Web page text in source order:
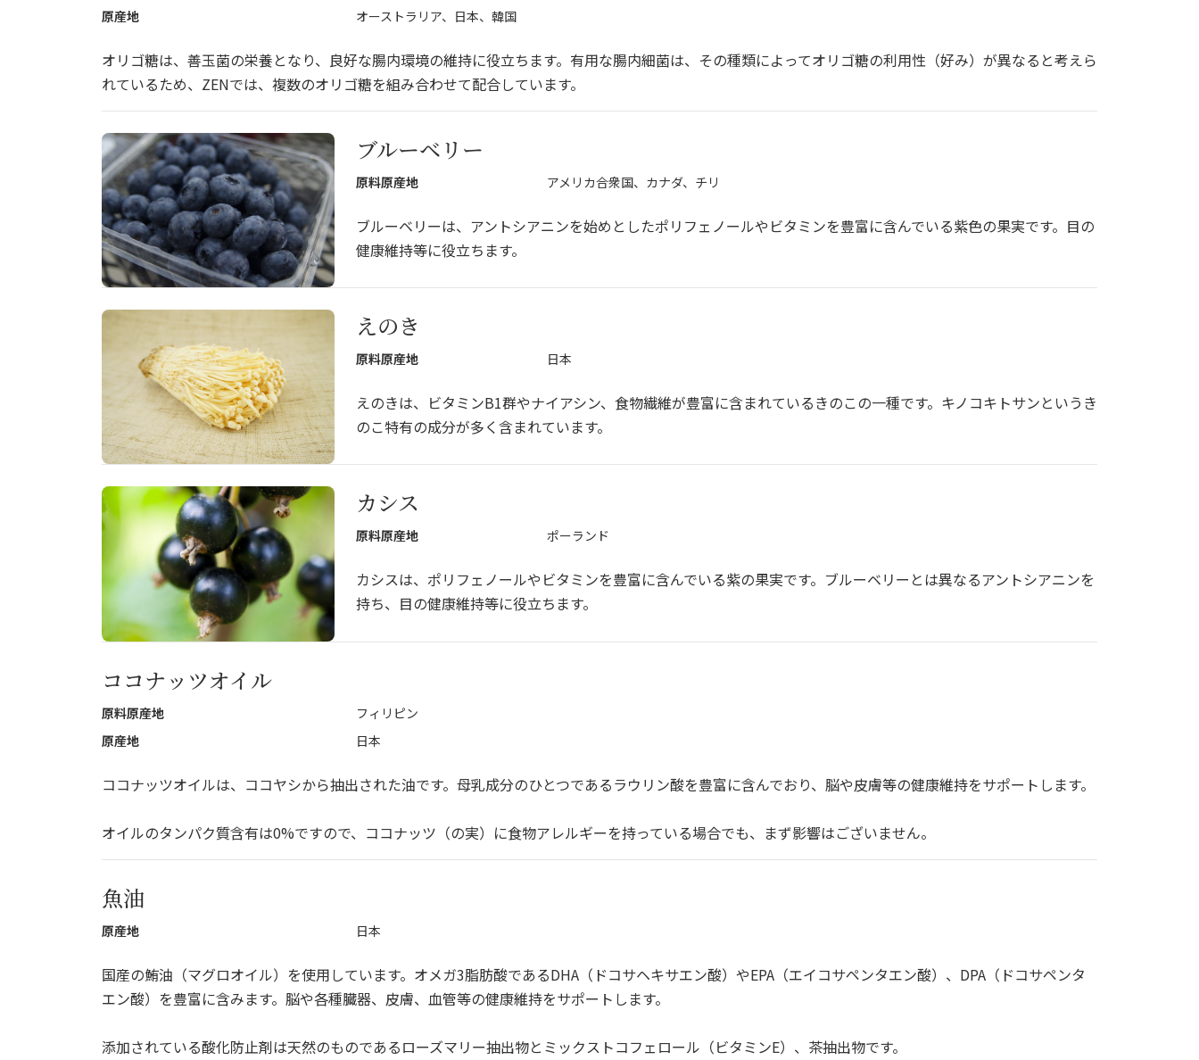
原産地 オーストラリア、日本、韓国
オリゴ糖は、善玉菌の栄養となり、良好な腸内環境の維持に役立ちます。有用な腸内細菌は、その種類によってオリゴ糖の利用性（好み）が異なると考えら
れているため、ZENでは、複数のオリゴ糖を組み合わせて配合しています。
ブルーベリー
原料原産地 アメリカ合衆国、カナダ、チリ
ブルーベリーは、アントシアニンを始めとしたポリフェノールやビタミンを豊富に含んでいる紫色の果実です。目の
健康維持等に役立ちます。
えのき
原料原産地 日本
えのきは、ビタミンB1群やナイアシン、食物繊維が豊富に含まれているきのこの一種です。キノコキトサンというき
のこ特有の成分が多く含まれています。
カシス
原料原産地 ポーランド
カシスは、ポリフェノールやビタミンを豊富に含んでいる紫の果実です。ブルーベリーとは異なるアントシアニンを
持ち、目の健康維持等に役立ちます。
ココナッツオイル
原料原産地
フィリピン
原産地
日本
ココナッツオイルは、ココヤシから抽出された油です。母乳成分のひとつであるラウリン酸を豊富に含んでおり、脳や皮膚等の健康維持をサポートします。
オイルのタンパク質含有は0%ですので、ココナッツ（の実）に食物アレルギーを持っている場合でも、まず影響はございません。
魚油
原産地 日本
国産の鮪油（マグロオイル）を使用しています。オメガ3脂肪酸であるDHA（ドコサヘキサエン酸）やEPA（エイコサペンタエン酸）、DPA（ドコサペンタ
エン酸）を豊富に含みます。脳や各種臓器、皮膚、血管等の健康維持をサポートします。
添加されている酸化防止剤は天然のものであるローズマリー抽出物とミックストコフェロール（ビタミンE）、茶抽出物です。